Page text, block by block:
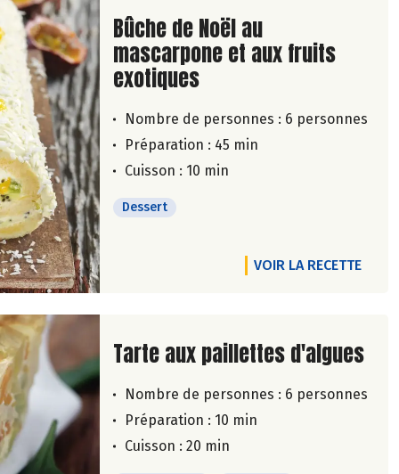
Lire la suite de la recette
Bûche de Noël au
mascarpone et aux fruits
exotiques
Nombre de personnes : 6 personnes
Préparation : 45 min
Cuisson : 10 min
Dessert
VOIR LA RECETTE
Lire la suite de la recette
Tarte aux paillettes d'algues
Nombre de personnes : 6 personnes
Préparation : 10 min
Cuisson : 20 min